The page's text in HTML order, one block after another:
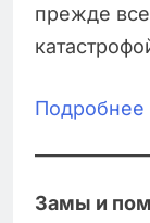
прежде
Подробнее
Замы и